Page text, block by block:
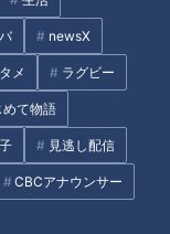
newsX
メ ラグビー
て物語
見逃し配信
CBCアナウンサー
ロヘイヤは葉を摘
切りにする。
イヤをさっとゆで
を弱火で2分30秒
すい大きさに裂